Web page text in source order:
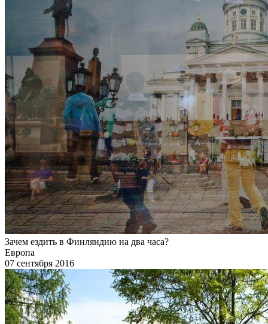
Зачем ездить в Финляндию на два часа?
Европа
07 сентября 2016